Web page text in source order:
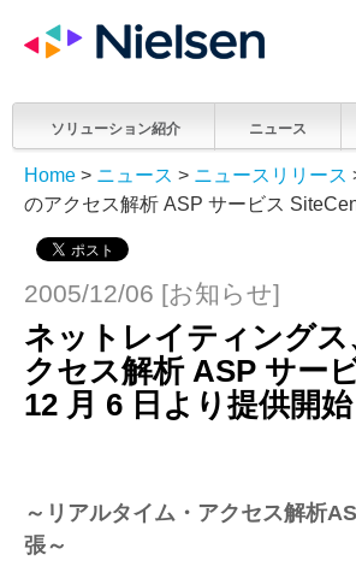
ソリューション紹介 ニュース
Home > ニュース > ニュースリリース
のアクセス解析 ASP サービス
2005/12/06 [お知らせ]
ネットレイティング
クセス解析 ASP サー
12 月 6 日より提供開始
～リアルタイム・アクセス解析
張～